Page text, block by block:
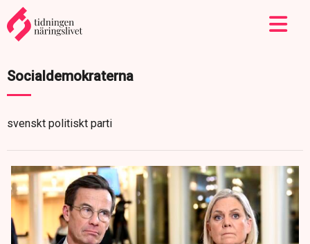
Socialdemokraterna
svenskt politiskt parti